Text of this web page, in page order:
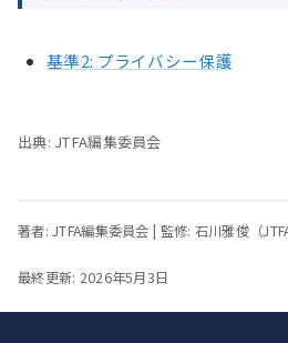
基準2: プライバシー保護
出典: JTFA編集委員会
著者: JTFA編集委員会 | 監修: 石川雅俊（
最終更新: 2026年5月3日